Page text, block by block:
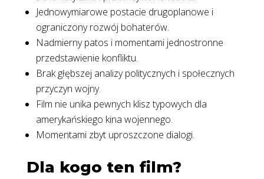
Jednowymiarowe postacie drugoplanowe i
ograniczony rozwój bohaterów.
Nadmierny patos i momentami jednostronne
przedstawienie konfliktu.
Brak głębszej analizy politycznych i społecznych
przyczyn wojny.
Film nie unika pewnych klisz typowych dla
amerykańskiego kina wojennego.
Momentami zbyt uproszczone dialogi.
Dla kogo ten film?